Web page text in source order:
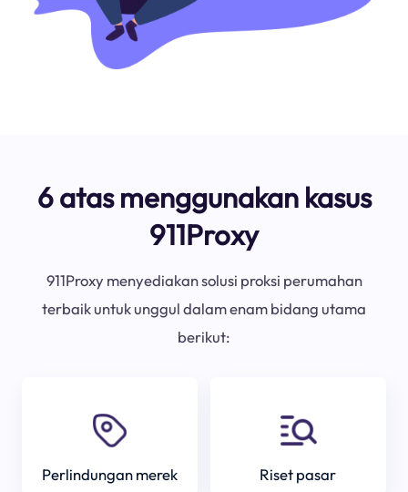
6 atas menggunakan kasus
911Proxy
911Proxy menyediakan solusi proksi perumahan
terbaik untuk unggul dalam enam bidang utama
berikut:
Perlindungan merek Riset pasar